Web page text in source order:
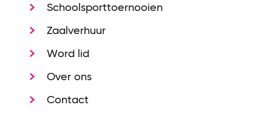
Schoolsporttoernooien
Zaalverhuur
Word lid
Over ons
Contact